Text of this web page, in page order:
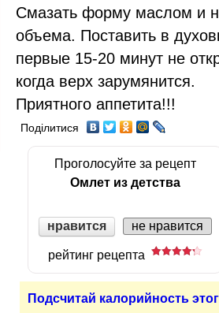
Смазать форму маслом и
объема. Поставить в
первые 15-20 минут не
когда верх зарумянится.
Приятного аппетита!!!
Поділитися
Проголосуйте за рецепт
Омлет из детства
нравится не нравится
рейтинг рецепта
Подсчитай калорийность